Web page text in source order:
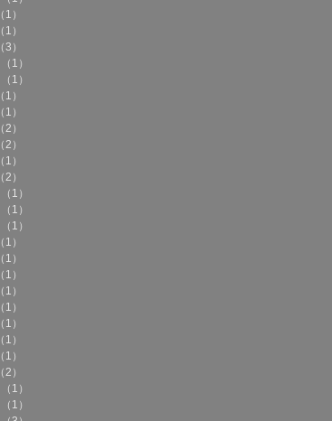
（1）
（1）
（3）
（1）
（1）
（1）
（1）
（2）
（2）
（1）
（2）
（1）
（1）
（1）
（1）
（1）
（1）
（1）
（1）
（1）
（1）
（1）
（2）
（1）
（1）